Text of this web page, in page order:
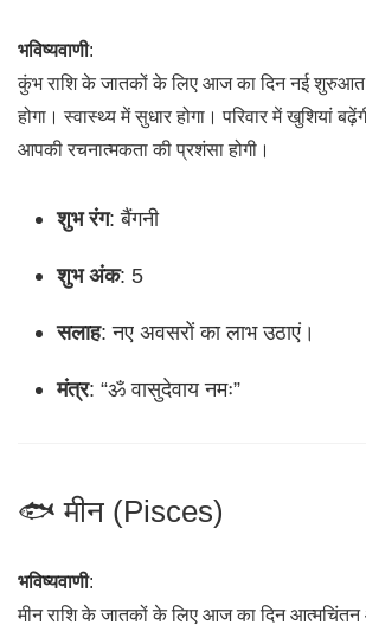
भविष्यवाणी:
कुंभ राशि के जातकों के लिए आज का दिन नई शुरुआत
होगा। स्वास्थ्य में सुधार होगा। परिवार में खुशियां
आपकी रचनात्मकता की प्रशंसा होगी।
शुभ रंग: बैंगनी
शुभ अंक: 5
सलाह: नए अवसरों का लाभ उठाएं।
मंत्र: “ॐ वासुदेवाय नमः”
🐟 मीन (Pisces)
भविष्यवाणी:
मीन राशि के जातकों के लिए आज का दिन आत्मचिंतन